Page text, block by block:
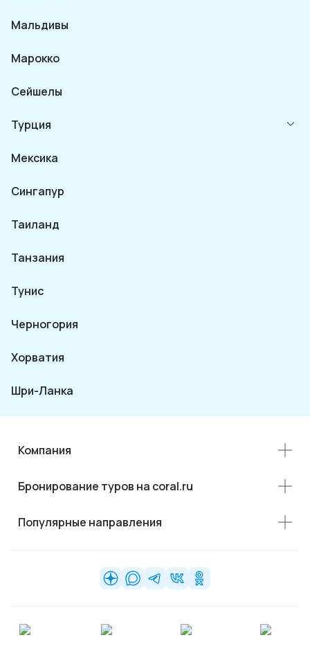
Мальдивы
Марокко
Сейшелы
Турция
Мексика
Сингапур
Таиланд
Танзания
Тунис
Черногория
Хорватия
Шри-Ланка
Компания
Бронирование туров на coral.ru
Популярные направления